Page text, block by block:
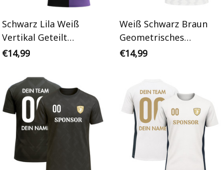
Schwarz Lila Weiß
Vertikal Geteilt
Zweifarbig
Handballtrikot
€14,99
Weiß Schwarz Braun
Geometrisches
Wellenmuster
€14,99